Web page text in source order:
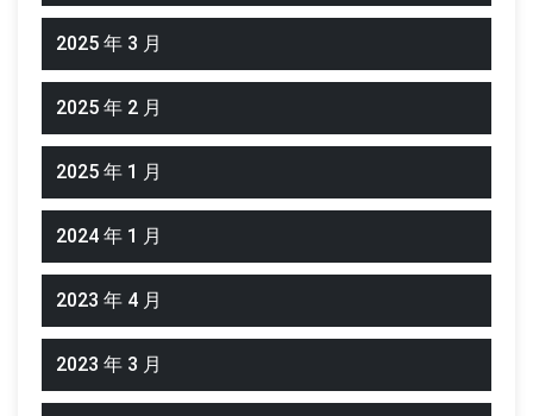
2025 年 3 月
2025 年 2 月
2025 年 1 月
2024 年 1 月
2023 年 4 月
2023 年 3 月